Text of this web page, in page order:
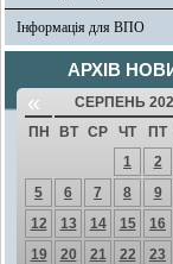
Інформація для ВПО
АРХІВ
« СЕРПЕНЬ
ПН ВТ СР ЧТ ПТ
1
2
5
6 7 8 9
12
13 14 15 16
19
20 21 22 23